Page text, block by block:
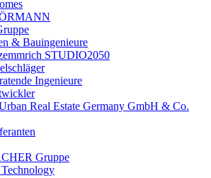
& Bauingenieure
STUDIO2050
Ingenieure
Real Estate Germany GmbH & Co.
Gruppe